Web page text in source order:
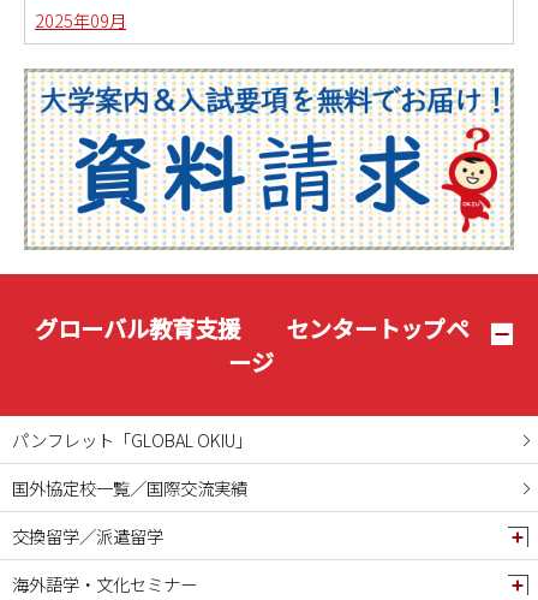
2025年09月
2025年07月
2025年06月
2025年05月
2025年04月
2025年03月
2025年02月
2025年01月
2024年10月
2024年09月
2024年08月
2024年07月
2024年06月
グローバル教育支援 センタートップペ
ージ
パンフレット「GLOBAL OKIU」
国外協定校一覧／国際交流実績
交換留学／派遣留学
海外語学・文化セミナー